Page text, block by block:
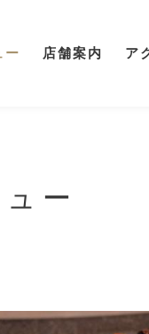
ー 店舗案内 ア
ー